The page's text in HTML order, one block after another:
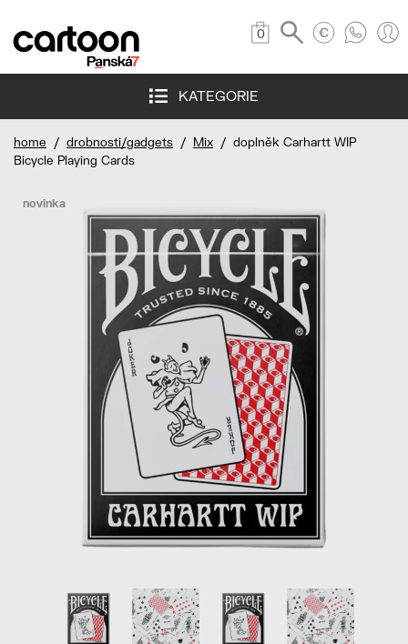
0
KATEGORIE
home / drobnosti/gadgets / Mix / doplněk Carhartt WIP
Bicycle Playing Cards
novinka